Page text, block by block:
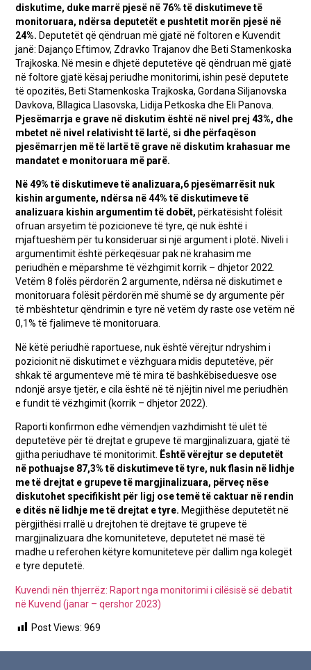
diskutime, duke marrë pjesë në 76% të diskutimeve të
monitoruara, ndërsa deputetët e pushtetit morën pjesë në
24%. Deputetët që qëndruan më gjatë në foltoren e Kuvendit
janë: Dajanço Eftimov, Zdravko Trajanov dhe Beti Stamenkoska
Trajkoska. Në mesin e dhjetë deputetëve që qëndruan më gjatë
në foltore gjatë kësaj periudhe monitorimi, ishin pesë deputete
të opozitës, Beti Stamenkoska Trajkoska, Gordana Siljanovska
Davkova, Bllagica Llasovska, Lidija Petkoska dhe Eli Panova.
Pjesëmarrja e grave në diskutim është në nivel prej 43%, dhe
mbetet në nivel relativisht të lartë, si dhe përfaqëson
pjesëmarrjen më të lartë të grave në diskutim krahasuar me
mandatet e monitoruara më parë.
Në 49% të diskutimeve të analizuara,6 pjesëmarrësit nuk
kishin argumente, ndërsa në 44% të diskutimeve të
analizuara kishin argumentim të dobët,përkatësisht folësit
ofruan arsyetim të pozicioneve të tyre, që nuk është i
mjaftueshëm për tu konsideruar si një argument i plotë. Niveli i
argumentimit është përkeqësuar pak në krahasim me
periudhën e mëparshme të vëzhgimit korrik – dhjetor 2022.
Vetëm 8 folës përdorën 2 argumente, ndërsa në diskutimet e
monitoruara folësit përdorën më shumë se dy argumente për
të mbështetur qëndrimin e tyre në vetëm dy raste ose vetëm në
0,1% të fjalimeve të monitoruara.
Në këtë periudhë raportuese, nuk është vërejtur ndryshim i
pozicionit në diskutimet e vëzhguara midis deputetëve, për
shkak të argumenteve më të mira të bashkëbiseduesve ose
ndonjë arsye tjetër, e cila është në të njëjtin nivel me periudhën
e fundit të vëzhgimit (korrik – dhjetor 2022).
Raporti konfirmon edhe vëmendjen vazhdimisht të ulët të
deputetëve për të drejtat e grupeve të margjinalizuara, gjatë të
gjitha periudhave të monitorimit. Është vërejtur se deputetët
në pothuajse 87,3% të diskutimeve të tyre, nuk flasin në lidhje
me të drejtat e grupeve të margjinalizuara, përveç nëse
diskutohet specifikisht për ligj ose temë të caktuar në rendin
e ditës në lidhje me të drejtat e tyre. Megjithëse deputetët në
përgjithësi rrallë u drejtohen të drejtave të grupeve të
margjinalizuara dhe komuniteteve, deputetet në masë të
madhe u referohen këtyre komuniteteve për dallim nga kolegët
e tyre deputetë.
Kuvendi nën thjerrëz: Raport nga monitorimi i cilësisë së debatit
në Kuvend (janar – qershor 2023)
Post Views: 969